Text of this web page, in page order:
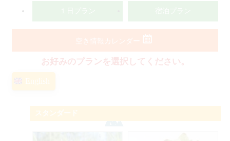
空き情報カレンダー
お好みのプランを選択してください。
English
スタンダード